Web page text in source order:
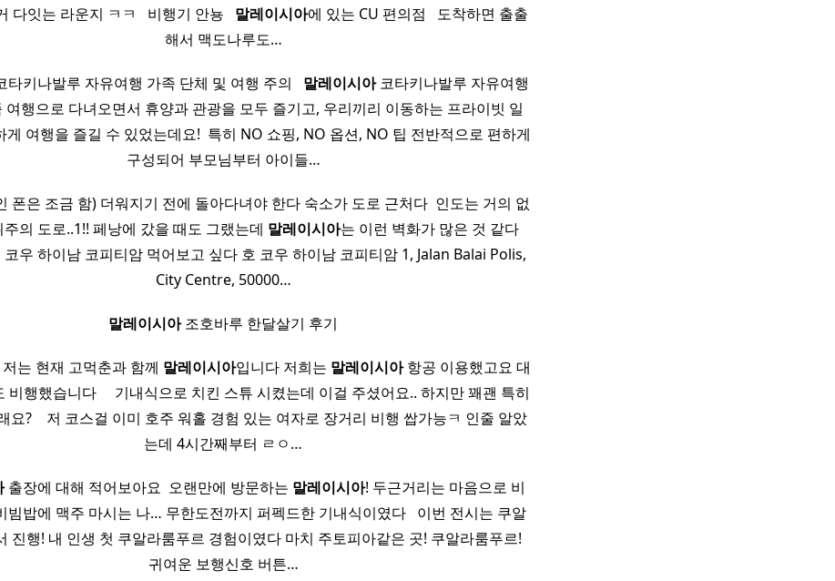
다잇는 라운지 ㅋㅋ ​ ​ 비행기 안뇽
말레이시아에 있는 CU 편의점 ​ ​ 도착하면 출출
해서 맥도나루도…
타키나발루 자유여행 가족 단체 및 여행 주의 말레이시아코타키나발루 자유여행
여행으로 다녀오면서 휴양과 관광을 모두 즐기고, 우리끼리 이동하는 프라이빗 일
게 여행을 즐길 수 있었는데요! ​ 특히 NO 쇼핑, NO 옵션, NO 팁 전반적으로 편하게
구성되어 부모님부터 아이들…
폰은 조금 함) 더워지기 전에 돌아다녀야 한다 숙소가 도로 근처다 ​ 인도는 거의 없
의 도로..1!! 페낭에 갔을 때도 그랬는데 말레이시아는 이런 벽화가 많은 것 같다 ​
코우 하이남 코피티암 먹어보고 싶다 호 코우 하이남 코피티암 1, Jalan Balai Polis,
City Centre, 50000…
말레이시아조호바루 한달살기 후기
는 현재 고먹춘과 함께 말레이시아입니다 저희는 말레이시아항공 이용했고요 대
비행했습니다 ​ ​ ​ ​ 기내식으로 치킨 스튜 시켰는데 이걸 주셨어요.. 하지만 꽤괜 특히
요? ​ ​ ​ 저 코스걸 이미 호주 워홀 경험 있는 여자로 장거리 비행 쌉가능ㅋ 인줄 알았
는데 4시간째부터 ㄹㅇ…
출장에 대해 적어보아요 ​ 오랜만에 방문하는 말레이시아! 두근거리는 마음으로 비
빔밥에 맥주 마시는 나… 무한도전까지 퍼펙드한 기내식이였다 ​ ​ 이번 전시는 쿠알
진행! 내 인생 첫 쿠알라룸푸르 경험이였다 마치 주토피아같은 곳! 쿠알라룸푸르!
귀여운 보행신호 버튼…